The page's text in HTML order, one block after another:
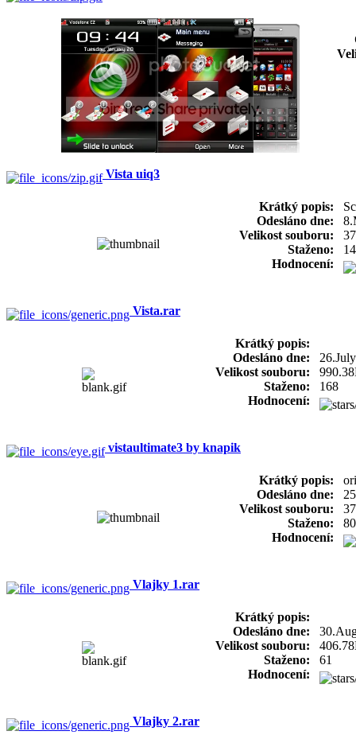
Vista uiq3
Krátký popis:
Odesláno dne:
Velikost souboru:
Staženo:
Hodnocení:
Vista.rar
Krátký popis:
Odesláno dne:
Velikost souboru:
Staženo:
168
Hodnocení:
vistaultimate3 by knapik
Krátký popis:
Odesláno dne:
Velikost souboru:
Staženo:
80
Hodnocení:
Vlajky 1.rar
Krátký popis:
Odesláno dne:
Velikost souboru:
Staženo:
61
Hodnocení:
Vlajky 2.rar